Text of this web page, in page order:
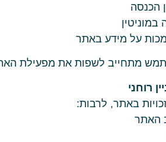
הכנסה
במוניטין
על מידע באתר
מתחייב לשפות את מפעילת
באתר, לרבות:
האתר